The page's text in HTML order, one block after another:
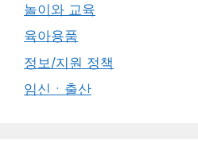
놀이와 교육
육아용품
정보/지원 정책
임신ㆍ출산